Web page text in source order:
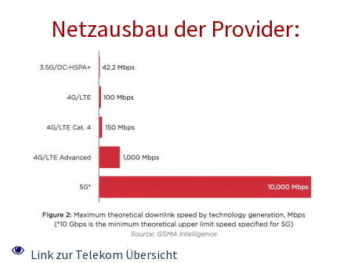
Netzausbau der Provider:
Link zur Telekom Übersicht